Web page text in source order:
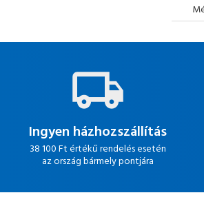
Ingyen házhozszállítás
38 100 Ft értékű rendelés esetén
az ország bármely pontjára